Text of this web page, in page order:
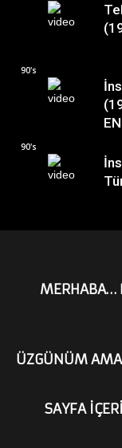
90's
90's
MERHABA…
ÜZGÜNÜM
SAYFA